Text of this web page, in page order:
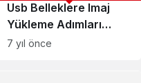
Usb Belleklere Imaj
Yükleme Adımları
(Winsetupfromusb –
7 yıl önce